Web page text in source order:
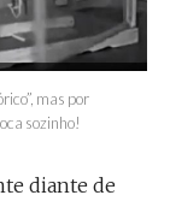
mas por
sozinho!
diante de